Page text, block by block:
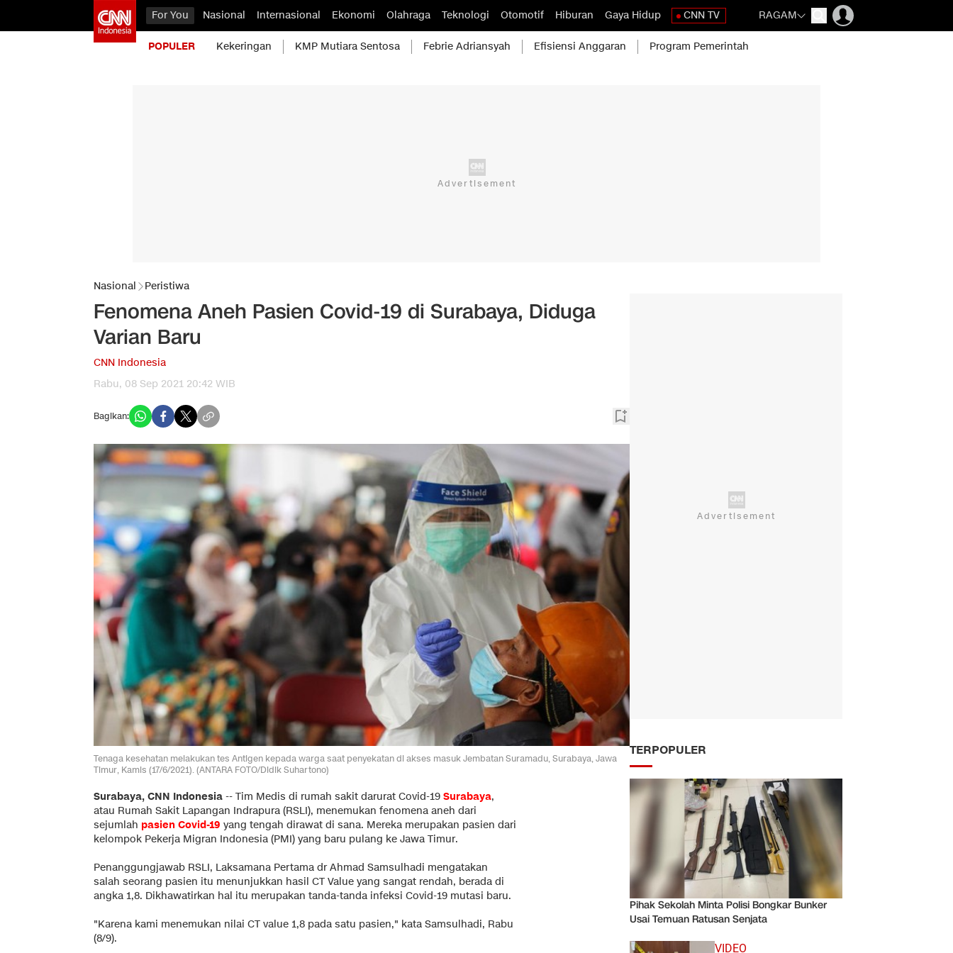
For You Nasional Internasional Ekonomi Olahraga Teknologi Otomotif Hiburan Gaya Hidup CNN TV RAGAM
POPULER Kekeringan KMP Mutiara Sentosa Febrie Adriansyah Efisiensi Anggaran Program Pemerintah
Nasional Peristiwa
Fenomena Aneh Pasien Covid-19 di Surabaya, Diduga
Varian Baru
CNN Indonesia
Rabu, 08 Sep 2021 20:42 WIB
Bagikan:
Tenaga kesehatan melakukan tes Antigen kepada warga saat penyekatan di akses masuk Jembatan Suramadu, Surabaya, Jawa
Timur, Kamis (17/6/2021). (ANTARA FOTO/Didik Suhartono)
Surabaya, CNN Indonesia -- Tim Medis di rumah sakit darurat Covid-19 Surabaya,
atau Rumah Sakit Lapangan Indrapura (RSLI), menemukan fenomena aneh dari
sejumlah pasien Covid-19 yang tengah dirawat di sana. Mereka merupakan pasien dari
kelompok Pekerja Migran Indonesia (PMI) yang baru pulang ke Jawa Timur.
Penanggungjawab RSLI, Laksamana Pertama dr Ahmad Samsulhadi mengatakan
salah seorang pasien itu menunjukkan hasil CT Value yang sangat rendah, berada di
angka 1,8. Dikhawatirkan hal itu merupakan tanda-tanda infeksi Covid-19 mutasi baru.
"Karena kami menemukan nilai CT value 1,8 pada satu pasien," kata Samsulhadi, Rabu
(8/9).
TERPOPULER
Pihak Sekolah Minta Polisi Bongkar Bunker
Usai Temuan Ratusan Senjata
VIDEO